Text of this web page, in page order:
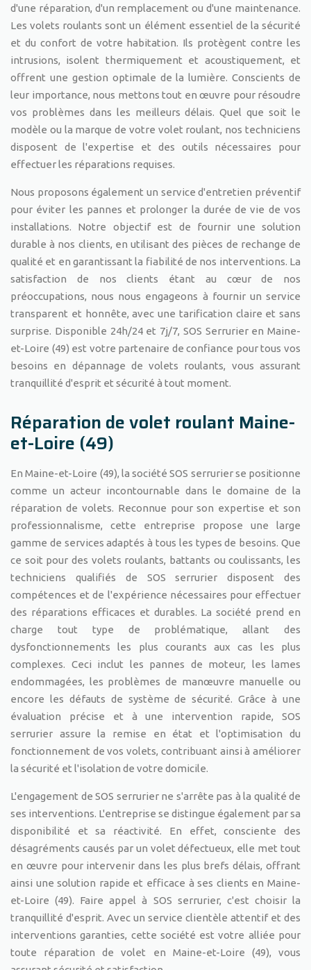
d'une réparation, d'un remplacement ou d'une maintenance.
Les volets roulants sont un élément essentiel de la sécurité
et du confort de votre habitation. Ils protègent contre les
intrusions, isolent thermiquement et acoustiquement, et
offrent une gestion optimale de la lumière. Conscients de
leur importance, nous mettons tout en œuvre pour résoudre
vos problèmes dans les meilleurs délais. Quel que soit le
modèle ou la marque de votre volet roulant, nos techniciens
disposent de l'expertise et des outils nécessaires pour
effectuer les réparations requises.
Nous proposons également un service d'entretien préventif
pour éviter les pannes et prolonger la durée de vie de vos
installations. Notre objectif est de fournir une solution
durable à nos clients, en utilisant des pièces de rechange de
qualité et en garantissant la fiabilité de nos interventions. La
satisfaction de nos clients étant au cœur de nos
préoccupations, nous nous engageons à fournir un service
transparent et honnête, avec une tarification claire et sans
surprise. Disponible 24h/24 et 7j/7, SOS Serrurier en Maine-
et-Loire (49) est votre partenaire de confiance pour tous vos
besoins en dépannage de volets roulants, vous assurant
tranquillité d'esprit et sécurité à tout moment.
Réparation de volet roulant Maine-
et-Loire (49)
En Maine-et-Loire (49), la société SOS serrurier se positionne
comme un acteur incontournable dans le domaine de la
réparation de volets. Reconnue pour son expertise et son
professionnalisme, cette entreprise propose une large
gamme de services adaptés à tous les types de besoins. Que
ce soit pour des volets roulants, battants ou coulissants, les
techniciens qualifiés de SOS serrurier disposent des
compétences et de l'expérience nécessaires pour effectuer
des réparations efficaces et durables. La société prend en
charge tout type de problématique, allant des
dysfonctionnements les plus courants aux cas les plus
complexes. Ceci inclut les pannes de moteur, les lames
endommagées, les problèmes de manœuvre manuelle ou
encore les défauts de système de sécurité. Grâce à une
évaluation précise et à une intervention rapide, SOS
serrurier assure la remise en état et l'optimisation du
fonctionnement de vos volets, contribuant ainsi à améliorer
la sécurité et l'isolation de votre domicile.
L'engagement de SOS serrurier ne s'arrête pas à la qualité de
ses interventions. L'entreprise se distingue également par sa
disponibilité et sa réactivité. En effet, consciente des
désagréments causés par un volet défectueux, elle met tout
en œuvre pour intervenir dans les plus brefs délais, offrant
ainsi une solution rapide et efficace à ses clients en Maine-
et-Loire (49). Faire appel à SOS serrurier, c'est choisir la
tranquillité d'esprit. Avec un service clientèle attentif et des
interventions garanties, cette société est votre alliée pour
toute réparation de volet en Maine-et-Loire (49), vous